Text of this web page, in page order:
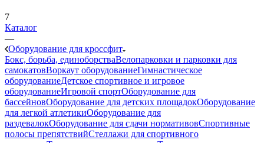
7
Каталог
—
Оборудование для кроссфит
Бокс, борьба, единоборстваВелопарковки и парковки для
самокатовВоркаут оборудованиеГимнастическое
оборудованиеДетское спортивное и игровое
оборудованиеИгровой спортОборудование для
бассейновОборудование для детских площадокОборудование
для легкой атлетикиОборудование для
раздевалокОборудование для сдачи нормативовСпортивные
полосы препятствийСтеллажи для спортивного